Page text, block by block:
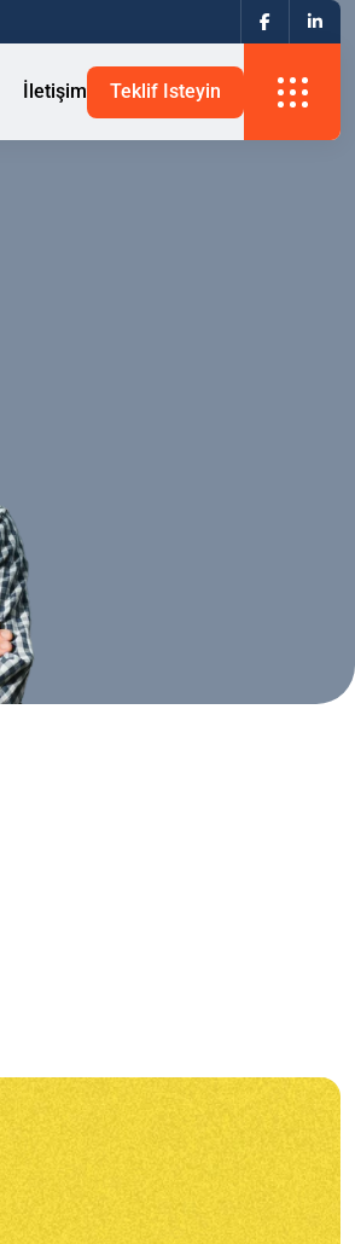
İletişim